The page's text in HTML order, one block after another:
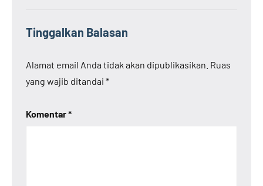
Tinggalkan Balasan
Alamat email Anda tidak akan dipublikasikan. Ruas
yang wajib ditandai *
Komentar*